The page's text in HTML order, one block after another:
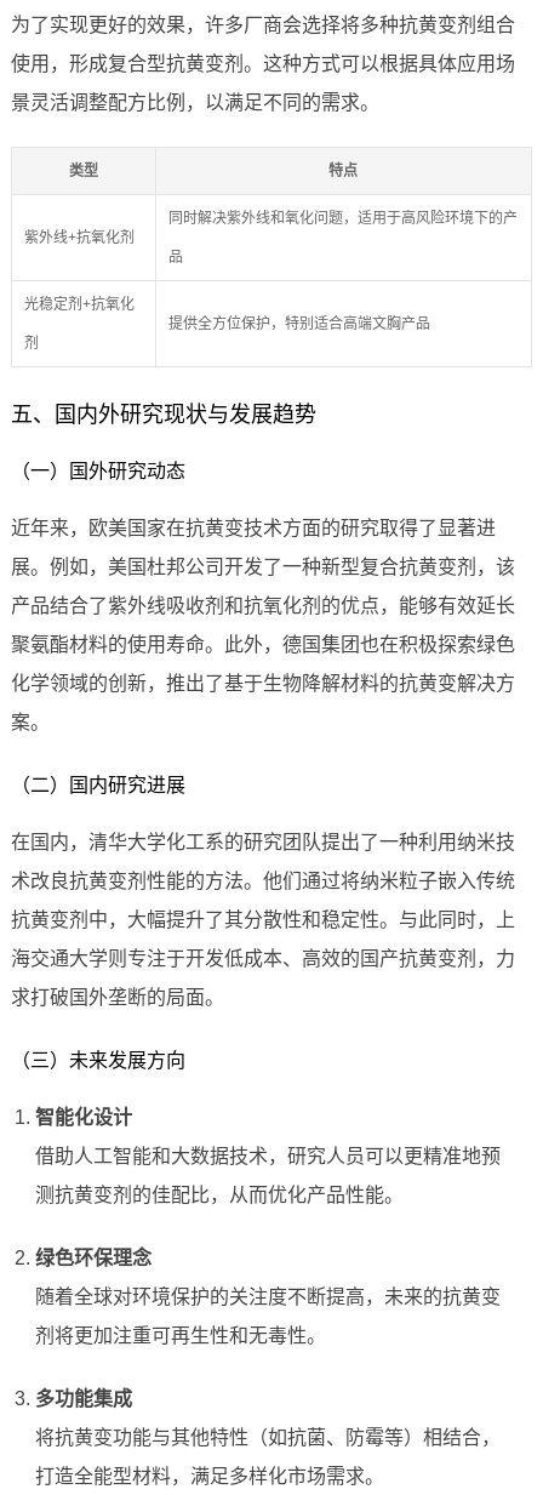
为了实现更好的效果，许多厂商会选择将多种抗黄变剂组合
使用，形成复合型抗黄变剂。这种方式可以根据具体应用场
景灵活调整配方比例，以满足不同的需求。
类型 特点
紫外线+抗氧化剂
同时解决紫外线和氧化问题，适用于高风险环境下的产
品
光稳定剂+抗氧化
剂
提供全方位保护，特别适合高端文胸产品
五、国内外研究现状与发展趋势
（一）国外研究动态
近年来，欧美国家在抗黄变技术方面的研究取得了显著进
展。例如，美国杜邦公司开发了一种新型复合抗黄变剂，该
产品结合了紫外线吸收剂和抗氧化剂的优点，能够有效延长
聚氨酯材料的使用寿命。此外，德国集团也在积极探索绿色
化学领域的创新，推出了基于生物降解材料的抗黄变解决方
案。
（二）国内研究进展
在国内，清华大学化工系的研究团队提出了一种利用纳米技
术改良抗黄变剂性能的方法。他们通过将纳米粒子嵌入传统
抗黄变剂中，大幅提升了其分散性和稳定性。与此同时，上
海交通大学则专注于开发低成本、高效的国产抗黄变剂，力
求打破国外垄断的局面。
（三）未来发展方向
智能化设计
借助人工智能和大数据技术，研究人员可以更精准地预
测抗黄变剂的佳配比，从而优化产品性能。
绿色环保理念
随着全球对环境保护的关注度不断提高，未来的抗黄变
剂将更加注重可再生性和无毒性。
多功能集成
将抗黄变功能与其他特性（如抗菌、防霉等）相结合，
打造全能型材料，满足多样化市场需求。